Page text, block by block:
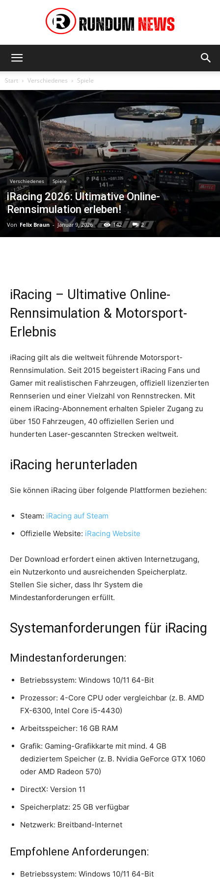
News
Start Verschiedenes Spiele
Verschiedenes Spiele
iRacing 2026: Ultimative Online-
Rennsimulation erleben!
Von Felix Braun - Januar 9, 2026 142 2
iRacing – Ultimative Online-
Rennsimulation & Motorsport-
Erlebnis
iRacing gilt als die weltweit führende Motorsport-
Rennsimulation. Seit 2015 begeistert iRacing Fans und
Gamer mit realistischen Fahrzeugen, offiziell lizenzierten
Rennserien und einer Vielzahl von Rennstrecken. Mit
einem iRacing-Abonnement erhalten Spieler Zugang zu
über 150 Fahrzeugen, 40 offiziellen Serien und
hunderten Laser-gescannten Strecken weltweit.
iRacing herunterladen
Sie können iRacing über folgende Plattformen beziehen:
Steam: iRacing auf Steam
Offizielle Website: iRacing Website
Der Download erfordert einen aktiven Internetzugang,
ein Nutzerkonto und ausreichenden Speicherplatz.
Stellen Sie sicher, dass Ihr System die
Mindestanforderungen erfüllt.
Systemanforderungen für iRacing
Mindestanforderungen:
Betriebssystem: Windows 10/11 64-Bit
Prozessor: 4-Core CPU oder vergleichbar (z. B. AMD
FX-6300, Intel Core i5-4430)
Arbeitsspeicher: 16 GB RAM
Grafik: Gaming-Grafikkarte mit mind. 4 GB
dediziertem Speicher (z. B. Nvidia GeForce GTX 1060
oder AMD Radeon 570)
DirectX: Version 11
Speicherplatz: 25 GB verfügbar
Netzwerk: Breitband-Internet
Empfohlene Anforderungen:
Betriebssystem: Windows 10/11 64-Bit